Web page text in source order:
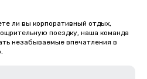
ли вы корпоративный отдых,
поездку, наша команда
незабываемые впечатления в